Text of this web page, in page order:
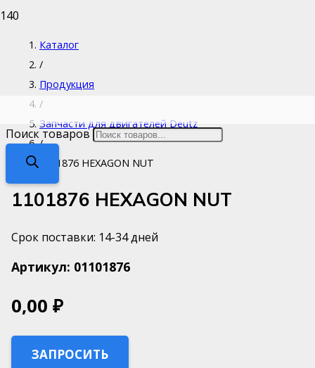
Поиск товаров
Каталог
/
Продукция
/
Запчасти для двигателей Deutz
/
1101876 HEXAGON NUT
1101876 HEXAGON NUT
Срок поставки: 14-34 дней
Артикул: 01101876
0,00 ₽
ЗАПРОСИТЬ